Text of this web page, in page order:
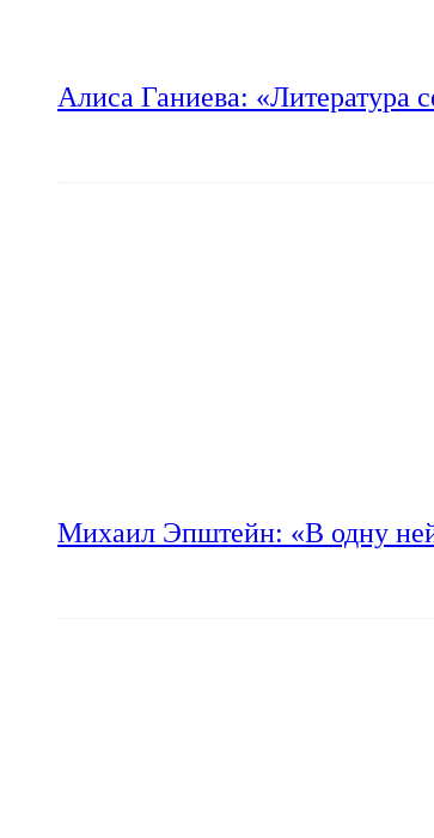
Алиса Ганиева: «Литература
Михаил Эпштейн: «В одну